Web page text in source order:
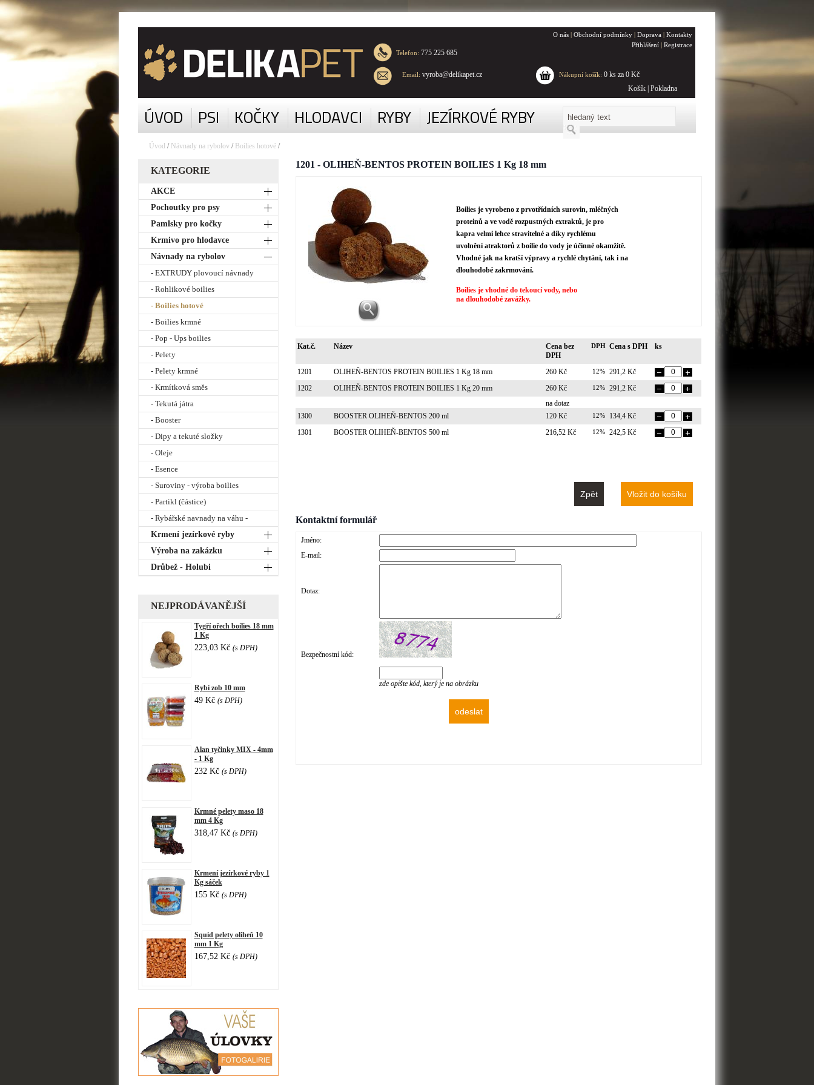
Telefon: 775 225 685
Email: vyroba@delikapet.cz
O nás | Obchodní podmínky | Doprava | Kontakty
Přihlášení | Registrace
Nákupní košík: 0 ks za 0 Kč
Košík
Pokladna
ÚVOD PSI KOČKY HLODAVCI RYBY JEZÍRKOVÉ RYBY
Úvod / Návnady na rybolov/ Boilies hotové/
KATEGORIE
AKCE
Pochoutky pro psy
Pamlsky pro kočky
Krmivo pro hlodavce
Návnady na rybolov
- EXTRUDY plovoucí návnady
- Rohlikové boilies
- Boilies hotové
- Boilies krmné
- Pop - Ups boilies
- Pelety
- Pelety krmné
- Krmítková směs
- Tekutá játra
- Booster
- Dipy a tekuté složky
- Oleje
- Esence
- Suroviny - výroba boilies
- Partikl (částice)
- Rybářské navnady na váhu -
Krmení jezírkové ryby
Výroba na zakázku
Drůbež - Holubi
NEJPRODÁVANĚJŠÍ
Tygří ořech boilies 18 mm
1 Kg
223,03 Kč (s DPH)
Rybí zob 10 mm
49 Kč (s DPH)
Alan tyčinky MIX - 4mm
- 1 Kg
232 Kč (s DPH)
Krmné pelety maso 18
mm 4 Kg
318,47 Kč (s DPH)
Krmení jezírkové ryby 1
Kg sáček
155 Kč (s DPH)
Squid pelety oliheň 10
mm 1 Kg
167,52 Kč (s DPH)
1201 - OLIHEŇ-BENTOS PROTEIN BOILIES 1 Kg 18 mm
Boilies je vyrobeno z prvotřídních surovin, mléčných
proteinů a ve vodě rozpustných extraktů, je pro
kapra velmi lehce stravitelné a díky rychlému
uvolnění atraktorů z boilie do vody je účinné okamžitě.
Vhodné jak na kratší výpravy a rychlé chytání, tak i na
dlouhodobé zakrmování.
Boilies je vhodné do tekoucí vody, nebo
na dlouhodobé zavážky.
Kat.č. Název
Cena bez
DPH
DPH Cena s DPH ks
1201 OLIHEŇ-BENTOS PROTEIN BOILIES 1 Kg 18 mm 260 Kč 12%
291,2 Kč
1202
OLIHEŇ-BENTOS PROTEIN BOILIES 1 Kg 20 mm 260 Kč 12%
291,2 Kč
na dotaz
1300
BOOSTER OLIHEŇ-BENTOS 200 ml 120 Kč 12%
134,4 Kč
1301
BOOSTER OLIHEŇ-BENTOS 500 ml 216,52 Kč 12% 242,5 Kč
Kontaktní formulář
Jméno:
E-mail:
Dotaz:
Bezpečnostní kód:
zde opište kód, který je na obrázku